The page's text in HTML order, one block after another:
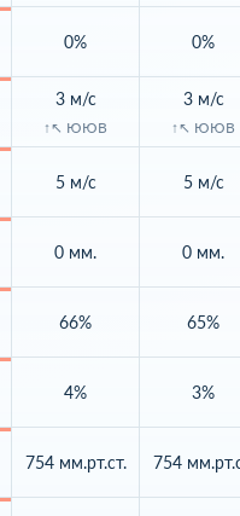
0%
3 м/с
↑↖ ЮЮВ
5 м/с
0 мм.
66%
4%
754 мм.рт.ст.
0%
3 м/с
↑↖ ЮЮВ
5 м/с
0 мм.
65%
3%
754